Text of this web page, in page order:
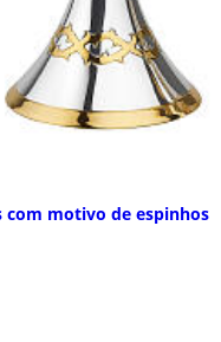
com motivo de espinhos